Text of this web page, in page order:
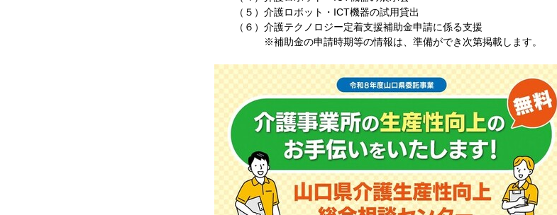
（５）介護ロボット・ICT機器の試用貸出
（６）介護テクノロジー定着支援補助金申請に係る支援
※補助金の申請時期等の情報は、準備ができ次第掲載します。